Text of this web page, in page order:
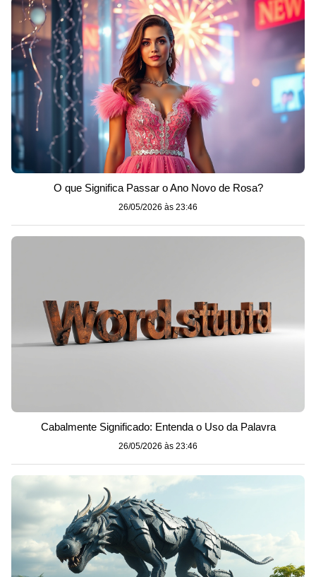
O que Significa Passar o Ano Novo de Rosa?
26/05/2026 às 23:46
Cabalmente Significado: Entenda o Uso da Palavra
26/05/2026 às 23:46